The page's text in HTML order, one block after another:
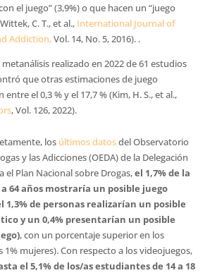
el juego” (3,9%) o que hacen un “juego
C. T., et al., International Journal of
Addiction,Vol. 14, No. 5, 2016). .
realizado en 2022 de 61 estudios
que otras estimaciones de juego
el 0,3 % y el 17,7 % (Kim, H. S., et al.,
, Vol. 126, 2022).
los últimos datosdel Observatorio
y las Adicciones (OEDA) de la Delegación
el Plan Nacional sobre Drogas,el 1,7% de la
64 años mostraría un posible juego
1,3% de personas realizarían un posible
y un 0,4% presentarían un posible
, con un porcentaje superior en los
1% mujeres). Con respecto a los videojuegos,
el 5,1% de los/as estudiantes de 14 a 18